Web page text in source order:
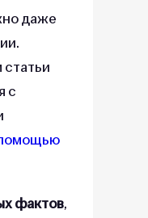
даже
с
фактов,